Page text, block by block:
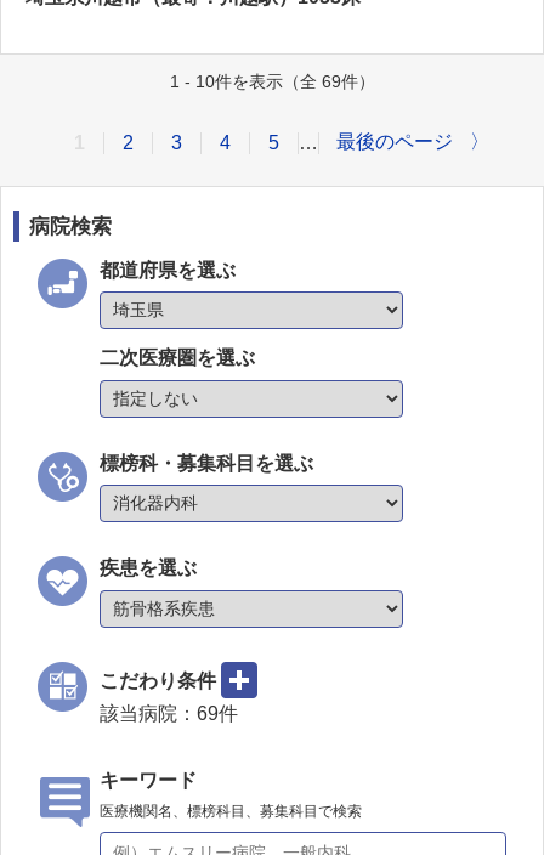
1 - 10件を表示（全 69件）
2 3 4 5 … 最後のページ 〉
病院検索
都道府県を選ぶ
二次医療圏を選ぶ
標榜科・募集科目を選ぶ
疾患を選ぶ
こだわり条件
該当病院： 69件
キーワード
医療機関名、標榜科目、募集科目で検索